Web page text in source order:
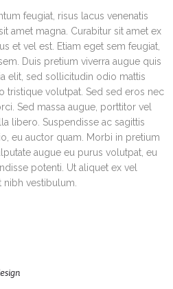
feugiat, risus lacus venenatis
amet magna. Curabitur sit amet ex
et vel est. Etiam eget sem feugiat,
Duis pretium viverra augue quis
elit, sed sollicitudin odio mattis
tristique volutpat. Sed sed eros nec
Sed massa augue, porttitor vel
libero. Suspendisse ac sagittis
eu auctor quam. Morbi in pretium
augue eu purus volutpat, eu
potenti. Ut aliquet ex vel
nibh vestibulum.